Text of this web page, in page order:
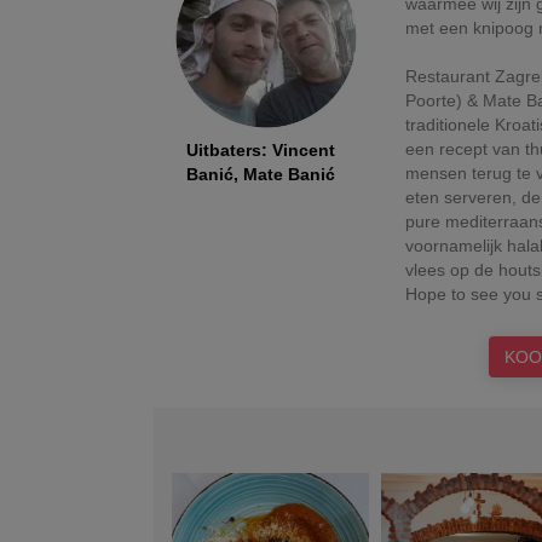
Uitbaters:Vincent
Banić, Mate Banić
met een knipoog
Restaurant
Poorte) & Mate
traditionele
een recept van
mensen terug te
eten serveren,
pure
voornamelijk
vlees op de
Hope to see you